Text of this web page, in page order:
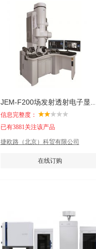
信息完整度：
已有3881关注该产品
捷欧路（北京）科贸有限公司
在线订购